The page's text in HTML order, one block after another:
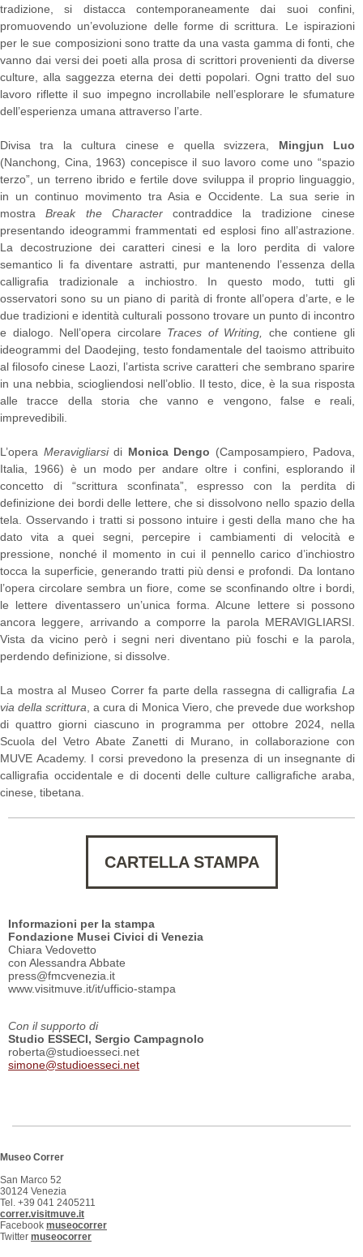
tradizione, si distacca contemporaneamente dai suoi confini,
promuovendo un’evoluzione delle forme di scrittura. Le ispirazioni
per le sue composizioni sono tratte da una vasta gamma di fonti, che
vanno dai versi dei poeti alla prosa di scrittori provenienti da diverse
culture, alla saggezza eterna dei detti popolari. Ogni tratto del suo
lavoro riflette il suo impegno incrollabile nell’esplorare le sfumature
dell’esperienza umana attraverso l’arte.
Divisa tra la cultura cinese e quella svizzera,
Mingjun Luo
(Nanchong, Cina, 1963) concepisce il suo lavoro come uno “spazio
terzo”, un terreno ibrido e fertile dove sviluppa il proprio linguaggio,
in un continuo movimento tra Asia e Occidente. La sua serie in
mostraBreak the Charactercontraddice la tradizione cinese
presentando ideogrammi frammentati ed esplosi fino all’astrazione.
La decostruzione dei caratteri cinesi e la loro perdita di valore
semantico li fa diventare astratti, pur mantenendo l’essenza della
calligrafia tradizionale a inchiostro. In questo modo, tutti gli
osservatori sono su un piano di parità di fronte all’opera d’arte, e le
due tradizioni e identità culturali possono trovare un punto di incontro
e dialogo. Nell’opera circolare Traces of Writing,
che contiene gli
ideogrammi del Daodejing, testo fondamentale del taoismo attribuito
al filosofo cinese Laozi, l’artista scrive caratteri che sembrano sparire
in una nebbia, sciogliendosi nell’oblio. Il testo, dice, è la sua risposta
alle tracce della storia che vanno e vengono, false e reali,
imprevedibili.
L’opera Meravigliarsidi Monica Dengo (Camposampiero, Padova,
Italia, 1966) è un modo per andare oltre i confini, esplorando il
concetto di “scrittura sconfinata”, espresso con la perdita di
definizione dei bordi delle lettere, che si dissolvono nello spazio della
tela. Osservando i tratti si possono intuire i gesti della mano che ha
dato vita a quei segni, percepire i cambiamenti di velocità e
pressione, nonché il momento in cui il pennello carico d’inchiostro
tocca la superficie, generando tratti più densi e profondi. Da lontano
l’opera circolare sembra un fiore, come se sconfinando oltre i bordi,
le lettere diventassero un’unica forma. Alcune lettere si possono
ancora leggere, arrivando a comporre la parola MERAVIGLIARSI.
Vista da vicino però i segni neri diventano più foschi e la parola,
perdendo definizione, si dissolve.
La mostra al Museo Correr fa parte della rassegna di calligrafia La
via della scrittura , a cura di Monica Viero, che prevede due workshop
di quattro giorni ciascuno in programma per ottobre 2024, nella
Scuola del Vetro Abate Zanetti di Murano, in collaborazione con
MUVE Academy. I corsi prevedono la presenza di un insegnante di
calligrafia occidentale e di docenti delle culture calligrafiche araba,
cinese, tibetana.
CARTELLA STAMPA
Informazioni per la stampa
Fondazione Musei Civici di Venezia
Chiara Vedovetto
con Alessandra Abbate
press@fmcvenezia.it
www.visitmuve.it/it/ufficio-stampa
Con il supporto di
Studio ESSECI, Sergio Campagnolo
roberta@studioesseci.net
simone@studioesseci.net
Museo Correr
San Marco 52
30124 Venezia
Tel. +39 041 2405211
correr.visitmuve.it
Facebook museocorrer
Twitter museocorrer